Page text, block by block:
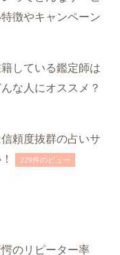
徴やキャンペーン
している鑑定師は
な人にオススメ？
頼度抜群の占いサ
229件のビュー
のリピーター率